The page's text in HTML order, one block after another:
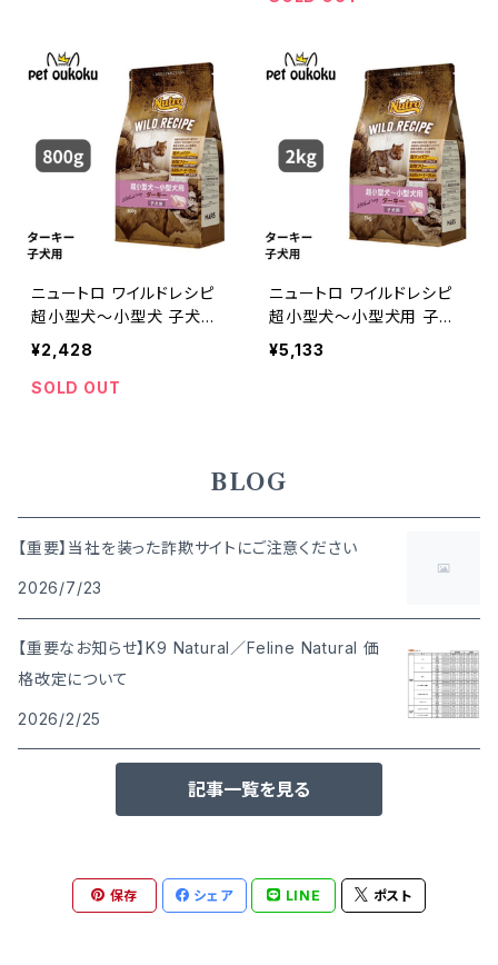
ニュートロ ワイルドレシピ
超小型犬〜小型犬 子犬用
ターキー 800g 4902397
850632
¥2,428
SOLD OUT
ニュートロ ワイルドレシピ
超小型犬〜小型犬用 子犬
用 ターキー 2kg 490239
7850656
¥5,133
BLOG
【重要】当社を装った詐欺サイトにご注意ください
2026/7/23
【重要なお知らせ】K9 Natural／Feline Natural 価
格改定について
2026/2/25
記事一覧を見る
保存 シェア LINE ポスト